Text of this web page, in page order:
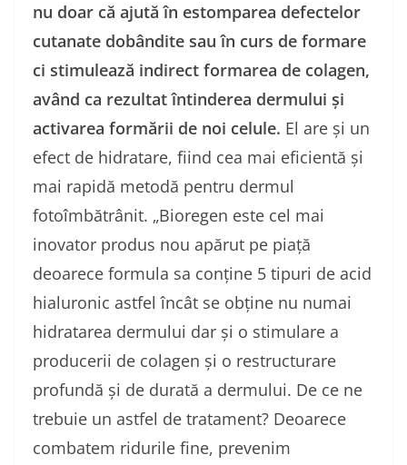
nu doar că ajută în estomparea defectelor
cutanate dobândite sau în curs de formare
ci stimulează indirect formarea de colagen,
având ca rezultat întinderea dermului și
activarea formării de noi celule. El are și un
efect de hidratare, fiind cea mai eficientă și
mai rapidă metodă pentru dermul
fotoîmbătrânit. „Bioregen este cel mai
inovator produs nou apărut pe piață
deoarece formula sa conține 5 tipuri de acid
hialuronic astfel încât se obține nu numai
hidratarea dermului dar și o stimulare a
producerii de colagen și o restructurare
profundă și de durată a dermului. De ce ne
trebuie un astfel de tratament? Deoarece
combatem ridurile fine, prevenim